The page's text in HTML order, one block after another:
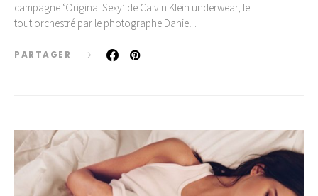
campagne ‘Original Sexy’ de Calvin Klein underwear, le
tout orchestré par le photographe Daniel…
PARTAGER